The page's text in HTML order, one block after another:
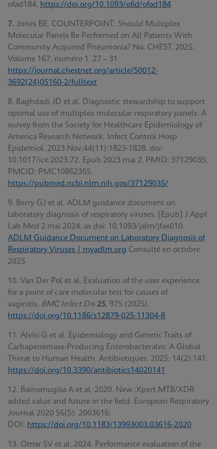
ofad184, https://doi.org/10.1093/ofid/ofad184
7. Jones BE. COUNTERPOINT: Should Multiplex
Molecular Panels Be Performed on All Patients With
Community Acquired Pneumonia? No. CHEST. 2025.
Volume 167, numéro 1, 27 – 31
https://journal.chestnet.org/article/S0012-
3692(24)05160-2/fulltext
8. Baghdadi JD et al. Diagnostic stewardship to support
optimal use of multiplex molecular respiratory panels: A
survey from the Society for Healthcare Epidemiology of
America Research Network. Infect Control Hosp
Epidemiol. 2023 Nov;44(11):1823-1828. doi:
10.1017/ice.2023.72. Epub 2023 mai 2. PMID: 37129035;
PMCID: PMC10862355.
https://pubmed.ncbi.nlm.nih.gov/37129035/
9. Berry GJ et al. ADLM guidance document on
laboratory diagnosis of respiratory viruses. [Epub] J Appl
Lab Med 2 mai 2024, as doi: 10.1093/jalm/jfae010.
ADLM Guidance Document on Laboratory Diagnosis of
Respiratory Viruses | myadlm.org Consulté en octobre
2025
10. Van Der Pol et al. Evaluation of the user experience
for a point of care molecular test for causes of
vaginitis. BMC Infect Dis 25, 975 (2025).
https://doi.org/10.1186/s12879-025-11304-8
11. Alvisi G et al. Epidemiology and Genetic Traits of
Carbapenemase-Producing Enterobacterales: A Global
Threat to Human Health. Antibiotiques. 2025; 14(2):141.
https://doi.org/10.3390/antibiotics14020141
12. Bainomugisa A et al. 2020. New :Xpert MTB/XDR
added value and future in the field. European Respiratory
Journal 2020 56(5): 2003616;
DOI: https://doi.org/10.1183/13993003.03616-2020
13. Omar SV et al. 2024. Performance evaluation of the